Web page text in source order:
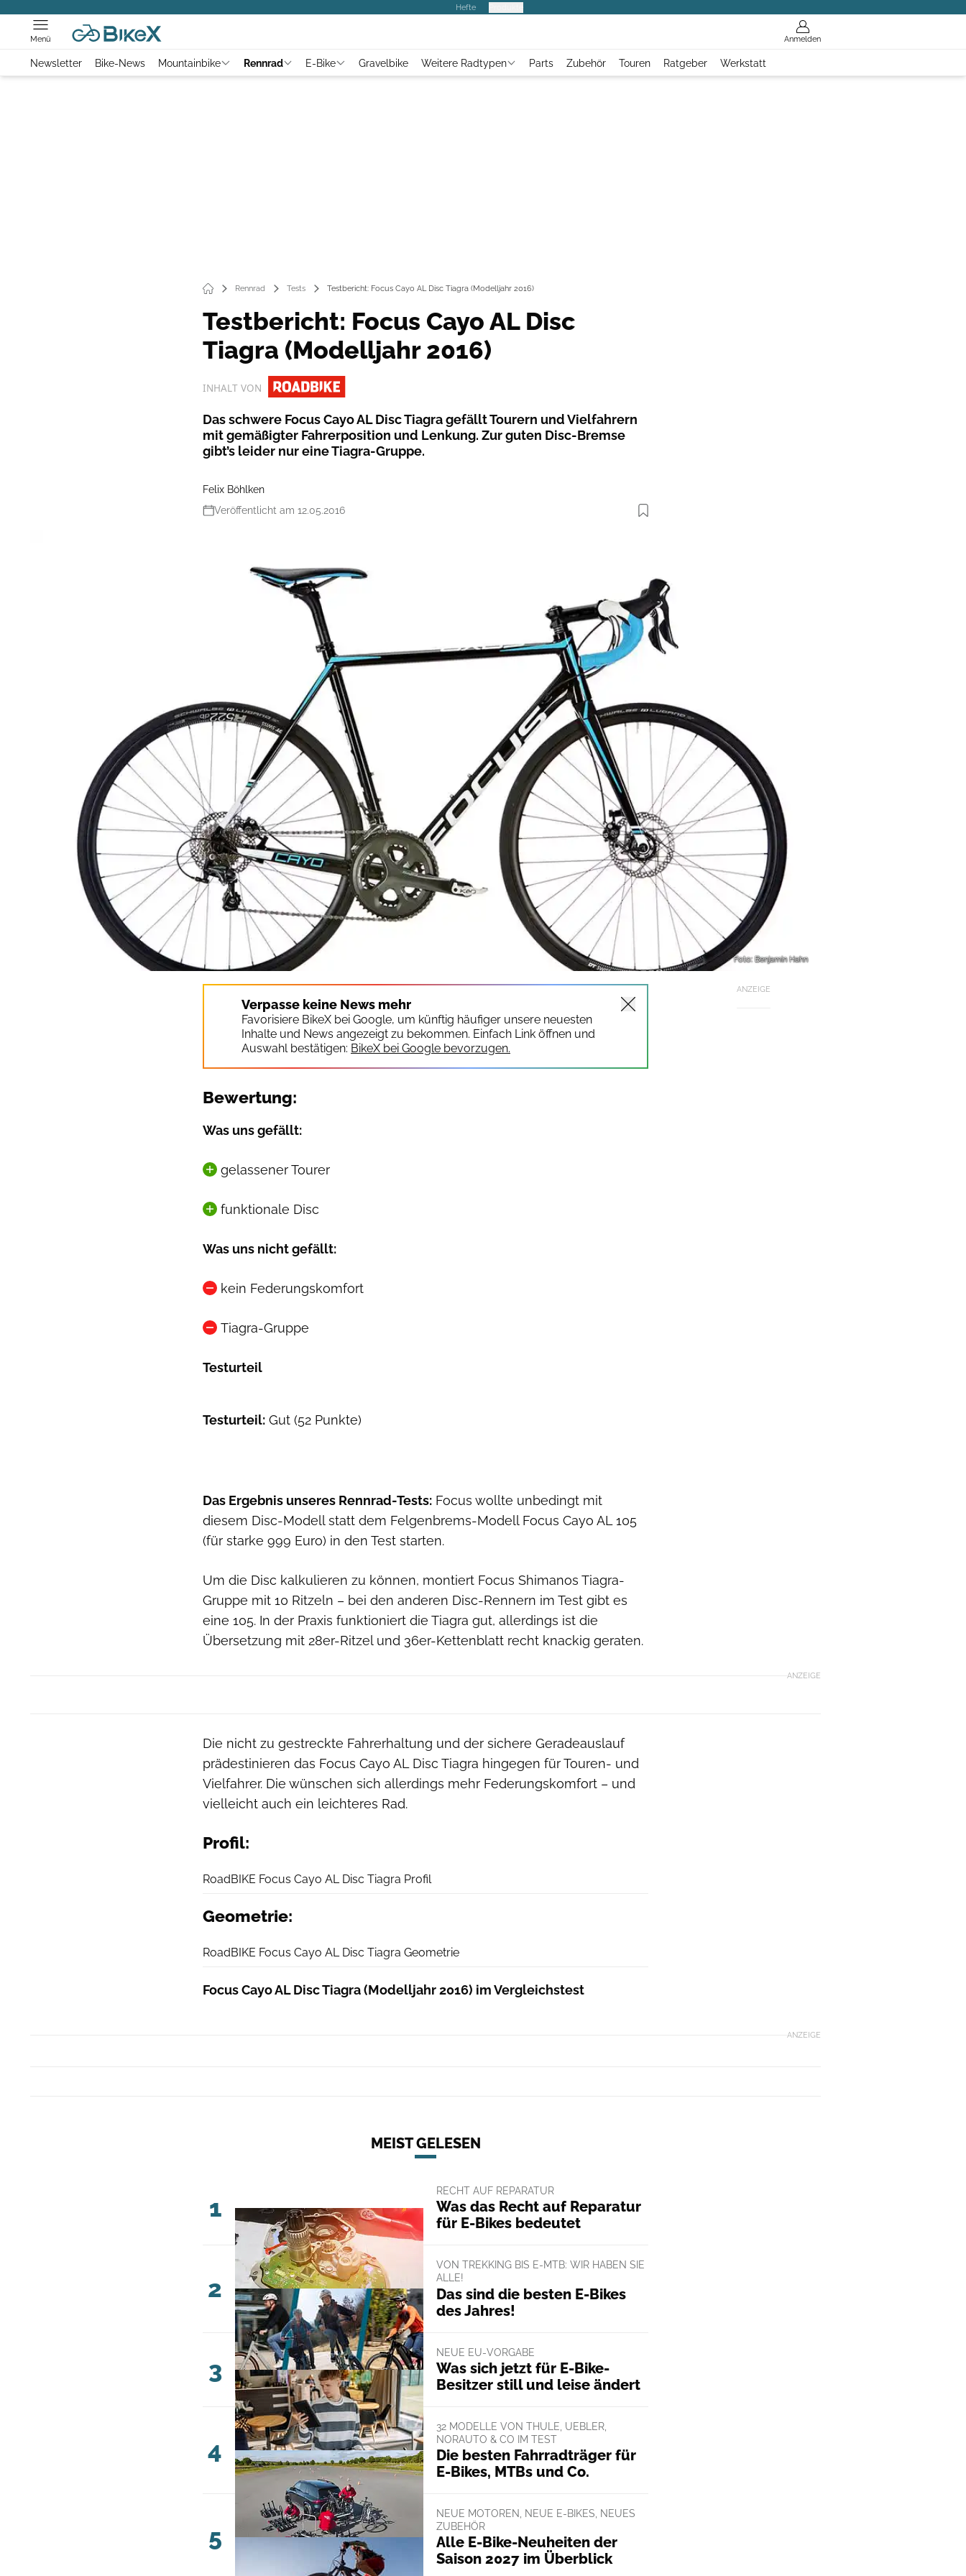
Hefte
Anmelden
Menü
Newsletter Bike-News Mountainbike Rennrad E-Bike Gravelbike Weitere Radtypen Parts Zubehör Touren Ratgeber Werkstatt
Rennrad Tests Testbericht: Focus Cayo AL Disc Tiagra (Modelljahr 2016)
Testbericht: Focus Cayo AL Disc
Tiagra (Modelljahr 2016)
INHALT VON
Das schwere Focus Cayo AL Disc Tiagra gefällt Tourern und Vielfahrern
mit gemäßigter Fahrerposition und Lenkung. Zur guten Disc-Bremse
gibt’s leider nur eine Tiagra-Gruppe.
Felix Böhlken
Veröffentlicht am 12.05.2016
Foto: Benjamin Hahn
ANZEIGE
Verpasse keine News mehr
Favorisiere BikeX bei Google, um künftig häufiger unsere neuesten
Inhalte und News angezeigt zu bekommen. Einfach Link öffnen und
Auswahl bestätigen: BikeX bei Google bevorzugen.
Bewertung:
Was uns gefällt:
gelassener Tourer
funktionale Disc
Was uns nicht gefällt:
kein Federungskomfort
Tiagra-Gruppe
Testurteil
Testurteil: Gut (52 Punkte)
Das Ergebnis unseres Rennrad-Tests: Focus wollte unbedingt mit
diesem Disc-Modell statt dem Felgenbrems-Modell Focus Cayo AL 105
(für starke 999 Euro) in den Test starten.
Um die Disc kalkulieren zu können, montiert Focus Shimanos Tiagra-
Gruppe mit 10 Ritzeln – bei den anderen Disc-Rennern im Test gibt es
eine 105. In der Praxis funktioniert die Tiagra gut, allerdings ist die
Übersetzung mit 28er-Ritzel und 36er-Kettenblatt recht knackig geraten.
ANZEIGE
Die nicht zu gestreckte Fahrerhaltung und der sichere Geradeauslauf
prädestinieren das Focus Cayo AL Disc Tiagra hingegen für Touren- und
Vielfahrer. Die wünschen sich allerdings mehr Federungskomfort – und
vielleicht auch ein leichteres Rad.
Profil:
RoadBIKE Focus Cayo AL Disc Tiagra Profil
Geometrie:
RoadBIKE Focus Cayo AL Disc Tiagra Geometrie
Focus Cayo AL Disc Tiagra (Modelljahr 2016) im Vergleichstest
ANZEIGE
MEIST GELESEN
1
RECHT AUF REPARATUR
Was das Recht auf Reparatur
für E-Bikes bedeutet
2
VON TREKKING BIS E-MTB: WIR HABEN SIE
ALLE!
Das sind die besten E-Bikes
des Jahres!
3
NEUE EU-VORGABE
Was sich jetzt für E-Bike-
Besitzer still und leise ändert
4
32 MODELLE VON THULE, UEBLER,
NORAUTO & CO IM TEST
Die besten Fahrradträger für
E-Bikes, MTBs und Co.
5
NEUE MOTOREN, NEUE E-BIKES, NEUES
ZUBEHÖR
Alle E-Bike-Neuheiten der
Saison 2027 im Überblick